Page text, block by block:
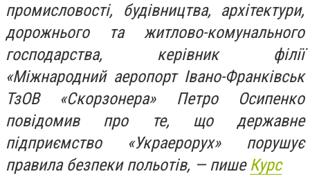
промисловості, будівництва, архітектури,
дорожнього та житлово-комунального
господарства, керівник філії
«Міжнародний аеропорт Івано-Франківськ
ТзОВ «Скорзонера» Петро Осипенко
повідомив про те, що державне
підприємство «Украерорух» порушує
правила безпеки польотів, — пише Курс